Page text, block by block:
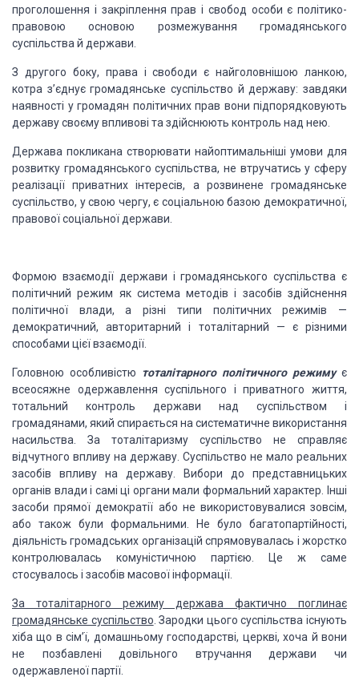
проголошення і закріплення прав і свобод особи є політико-
правовою основою розмежування громадянського
суспільства й держави.
З другого боку, права і свободи є найголовнішою ланкою,
котра з’єднує громадянське суспільство й державу: завдяки
наявності у громадян політичних прав вони підпорядковують
державусвоєму впливові та здійснюють контроль над нею.
Держава покликана створювати найоптимальніші умови для
розвитку громадянського суспільства, не втручатись у сферу
реалізації приватних інтересів, а розвинене громадянське
суспільство, у свою чергу, є соціальною базою демократичної,
правової соціальної держави.
Формою взаємодії держави і громадянського суспільства є
політичний режим як система методів і засобів здійснення
політичної влади, а різні типи політичних режимів —
демократичний, авторитарний і тоталітарний — є різними
способами цієї взаємодії.
Головною особливістю тоталітарногополітичного режимує
всеосяжне одержавлення суспільного і приватного життя,
тотальний контроль держави над суспільством і
громадянами, який спирається на систематичне використання
насильства. За тоталітаризму суспільство не справляє
відчутного впливу на державу. Суспільство не мало реальних
засобів впливу на державу. Вибори до представницьких
органів влади і самі ці органи мали формальний характер. Інші
засоби прямої демократії або не використовувалися зовсім,
або також були формальними. Не було багатопартійності,
діяльність громадських організацій спрямовувалась і жорстко
контролювалась комуністичною партією. Це ж саме
стосувалось і засобів масової інформації.
За тоталітарного режиму держава фактично поглинає
громадянське суспільство . Зародки цього суспільства існують
хіба що в сім’ї, домашньому господарстві, церкві, хоча й вони
не позбавлені довільного втручання держави чи
одержавленої партії.